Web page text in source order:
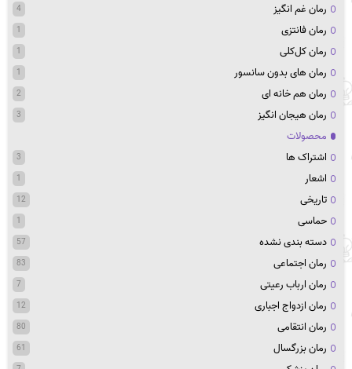
رمان غم انگیز 4
رمان فانتزی 1
رمان کل‌کلی 1
رمان های بدون سانسور 1
رمان هم خانه ای 2
رمان هیجان انگیز 3
محصولات
اشتراک ها
3
اشعار 1
تاریخی 12
حماسی 1
دسته بندی نشده 57
رمان اجتماعی 83
رمان ارباب رعیتی 7
رمان ازدواج اجباری 12
رمان انتقامی 80
رمان بزرگسال 61